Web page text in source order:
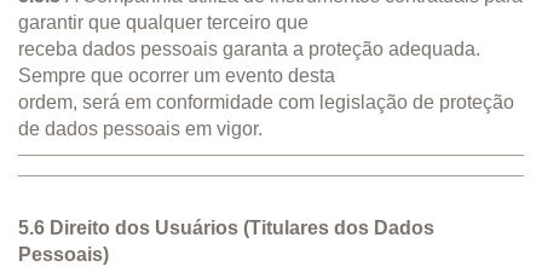
garantir que qualquer terceiro que
receba dados pessoais garanta a proteção adequada.
Sempre que ocorrer um evento desta
ordem, será em conformidade com legislação de proteção
de dados pessoais em vigor.
5.6 Direito dos Usuários (Titulares dos Dados
Pessoais)